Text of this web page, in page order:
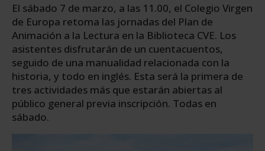
El sábado 7 de marzo, a las 11.00, el Colegio Virgen
de Europa retoma las jornadas del Plan de
Animación a la Lectura en la Biblioteca CVE. Los
asistentes disfrutarán de un cuentacuentos,
seguido de una manualidad relacionada con la
historia, y todo en inglés. Esta será la primera de
tres actividades más que estarán abiertas al
público general previa inscripción. Todas en
sábado.